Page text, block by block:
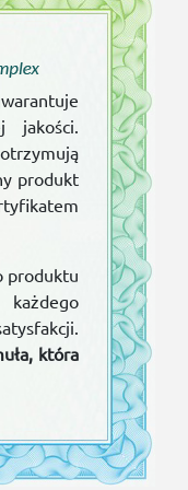
jakości.
produkt
produktu
która